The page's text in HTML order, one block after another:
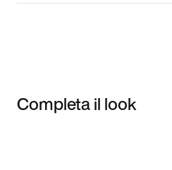
Completa il look